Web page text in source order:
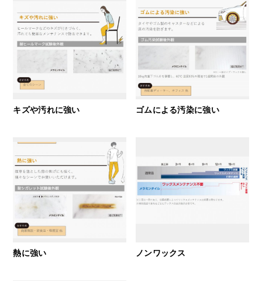
キズや汚れに強い ゴムによる汚染に強い
熱に強い ノンワックス